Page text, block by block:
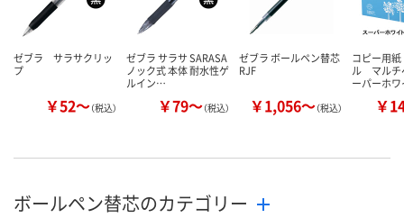
カゴへ カゴへ カ
ゼブラ サラサクリッ
プ
￥52～（税込）
ゼブラ サラサ SARASA
ノック式 本体 耐水性ゲ
ルイン…
￥79～（税込）
ゼブラ ボールペン替芯
RJF
￥1,056～（税込）
コピー用
ル マルチ
ーパーホワ
￥
ボールペン替芯のカテゴリー